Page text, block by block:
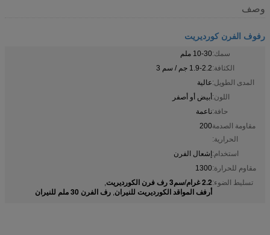
وصف
رفوف الفرن كورديريت
سمك:10-30 ملم
الكثافة:1.9-2.2 جم / سم 3
المدى الطويل:عالية
اللون:أبيض أو أصفر
حافة:ناعمة
مقاومة الصدمة
الحرارية:
200
استخدام:إشعال الفرن
مقاوم للحرارة:1300
تسليط الضوء:2.2 غرام/سم3 رف فرن الكورديريت ,
أرفف المواقد الكورديريت للنيران, رف الفرن 30 ملم للنيران